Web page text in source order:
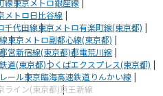
線東京メトロ銀座線
メトロ日比谷線
千代田線東京メトロ有楽町線(東京都)
東京メトロ副都心線(東京都)
都営新宿線(東京都)都電荒川線
道(東京都)つくばエクスプレス(東京都)
ール東京臨海高速鉄道りんかい線
ライン(東京都)京王新線